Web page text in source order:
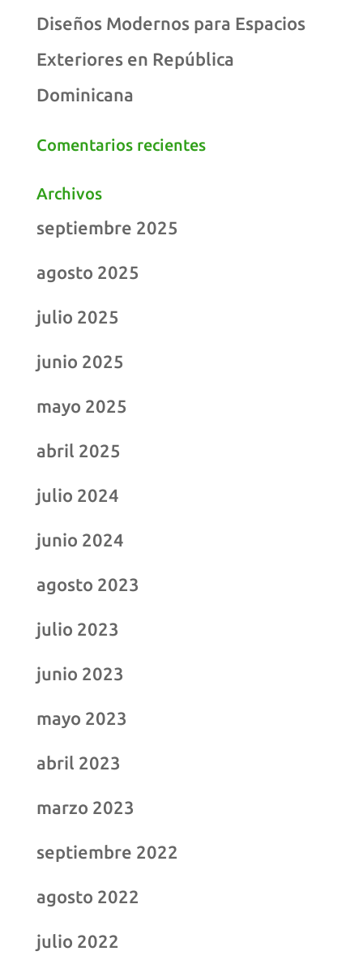
Diseños Modernos para Espacios
Exteriores en República
Dominicana
Comentarios recientes
Archivos
septiembre 2025
agosto 2025
julio 2025
junio 2025
mayo 2025
abril 2025
julio 2024
junio 2024
agosto 2023
julio 2023
junio 2023
mayo 2023
abril 2023
marzo 2023
septiembre 2022
agosto 2022
julio 2022